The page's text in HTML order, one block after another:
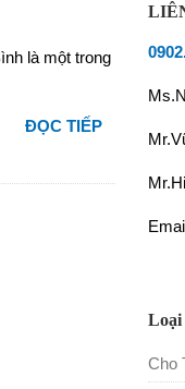
là một trong
ĐỌC TIẾP
Loại
Cho